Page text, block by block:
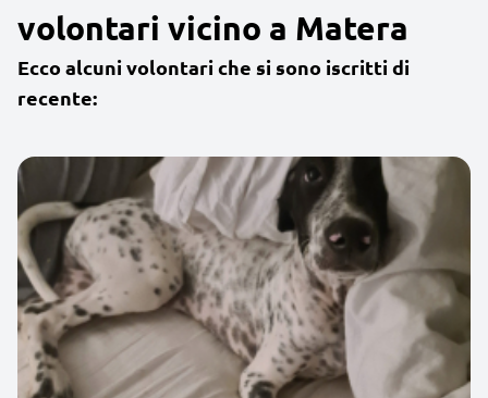
volontari vicino a Matera
Ecco alcuni volontari che si sono iscritti di
recente: